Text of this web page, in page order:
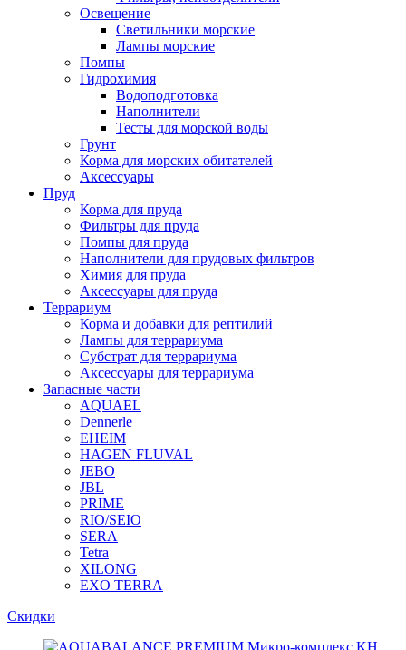
Освещение
Светильники морские
Лампы морские
Помпы
Гидрохимия
Водоподготовка
Наполнители
Тесты для морской воды
Грунт
Корма для морских обитателей
Аксессуары
Пруд
Корма для пруда
Фильтры для пруда
Помпы для пруда
Наполнители для прудовых фильтров
Химия для пруда
Аксессуары для пруда
Террариум
Корма и добавки для рептилий
Лампы для террариума
Субстрат для террариума
Аксессуары для террариума
Запасные части
AQUAEL
Dennerle
EHEIM
HAGEN FLUVAL
JEBO
JBL
PRIME
RIO/SEIO
SERA
Tetra
XILONG
EXO TERRA
Скидки